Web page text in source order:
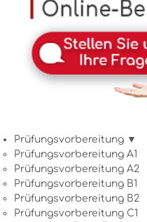
Prüfungsvorbereitung ▼
Prüfungsvorbereitung A1
Prüfungsvorbereitung A2
Prüfungsvorbereitung B1
Prüfungsvorbereitung B2
Prüfungsvorbereitung C1